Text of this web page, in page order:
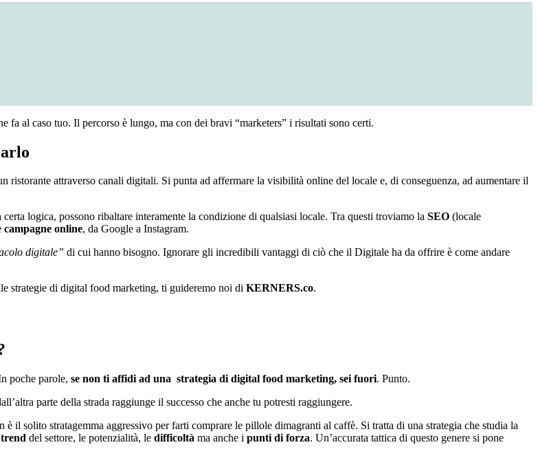
fa al caso tuo. Il percorso è lungo, ma con dei bravi “marketers” i risultati sono certi.
ristorante attraverso canali digitali. Si punta ad affermare la visibilità online del locale e, di conseguenza, ad aumentare il
logica, possono ribaltare interamente la condizione di qualsiasi locale. Tra questi troviamo la SEO (locale
campagne online, da Google a Instagram.
digitale” di cui hanno bisogno. Ignorare gli incredibili vantaggi di ciò che il Digitale ha da offrire è come andare
strategie di digital food marketing, ti guideremo noi di KERNERS.co.
poche parole, se non ti affidi ad una strategia di digital food marketing, sei fuori. Punto.
parte della strada raggiunge il successo che anche tu potresti raggiungere.
solito stratagemma aggressivo per farti comprare le pillole dimagranti al caffè. Si tratta di una strategia che studia la
trend del settore, le potenzialità, le difficoltà ma anche i punti di forza. Un’accurata tattica di questo genere si pone